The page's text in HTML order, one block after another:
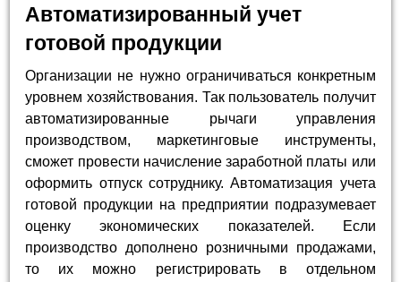
Автоматизированный учет
готовой продукции
Организации не нужно ограничиваться конкретным
уровнем хозяйствования. Так пользователь получит
автоматизированные рычаги управления
производством, маркетинговые инструменты,
сможет провести начисление заработной платы или
оформить отпуск сотруднику. Автоматизация учета
готовой продукции на предприятии подразумевает
оценку экономических показателей. Если
производство дополнено розничными продажами,
то их можно регистрировать в отдельном